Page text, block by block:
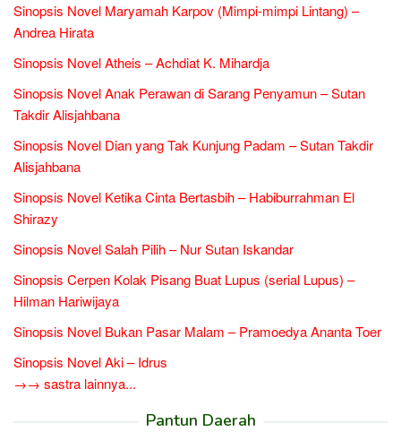
Sinopsis Novel Maryamah Karpov (Mimpi-mimpi Lintang) –
Andrea Hirata
Sinopsis Novel Atheis – Achdiat K. Mihardja
Sinopsis Novel Anak Perawan di Sarang Penyamun – Sutan
Takdir Alisjahbana
Sinopsis Novel Dian yang Tak Kunjung Padam – Sutan Takdir
Alisjahbana
Sinopsis Novel Ketika Cinta Bertasbih – Habiburrahman El
Shirazy
Sinopsis Novel Salah Pilih – Nur Sutan Iskandar
Sinopsis Cerpen Kolak Pisang Buat Lupus (serial Lupus) –
Hilman Hariwijaya
Sinopsis Novel Bukan Pasar Malam – Pramoedya Ananta Toer
Sinopsis Novel Aki – Idrus
→→ sastra lainnya...
Pantun Daerah